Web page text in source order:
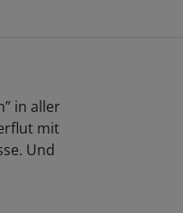
in aller
mit
Und